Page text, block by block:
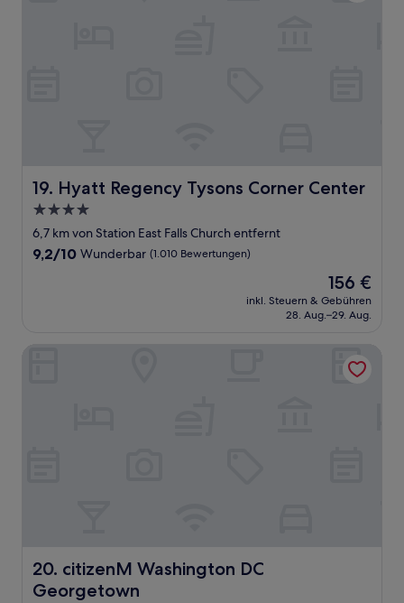
19. Hyatt Regency Tysons Corner Center
Hyatt Regency Tysons Corner Center
4.0-
Sterne-
Unterkunft
6,7 km von Station East Falls Church entfernt
9.2
9,2/10 Wunderbar (1.010 Bewertungen)
Der
Preis
beträgt
156 €
inkl. Steuern & Gebühren
28. Aug.–29. Aug.
20. citizenM Washington DC
Georgetown
citizenM Washington DC Georgetown